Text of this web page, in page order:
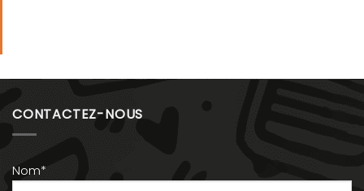
CONTACTEZ-NOUS
Nom*